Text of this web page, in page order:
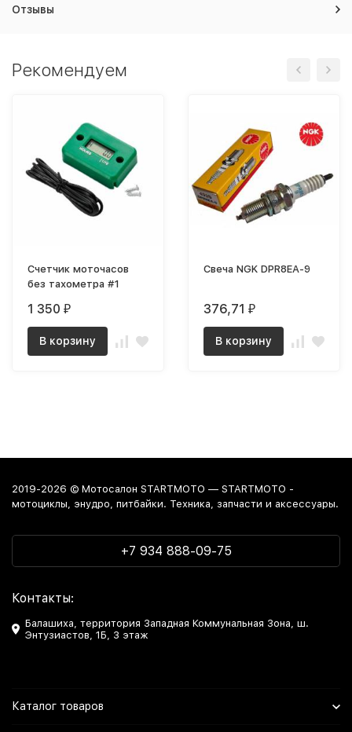
Отзывы
Рекомендуем
Счетчик моточасов
без тахометра #1
1 350 ₽
В корзину
Свеча NGK DPR8EA-9
376,71 ₽
В корзину
2019-2026 © Мотосалон STARTMOTO — STARTMOTO -
мотоциклы, энудро, питбайки. Техника, запчасти и аксессуары.
+7 934 888-09-75
Контакты:
Балашиха, территория Западная Коммунальная Зона, ш.
Энтузиастов, 1Б, 3 этаж
Каталог товаров